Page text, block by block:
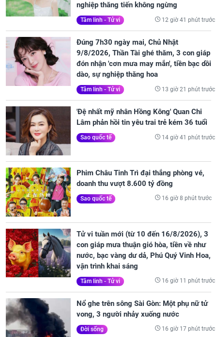
nghiệp thăng tiến không ngừng
Tâm linh - Tử vi 12 giờ 41 phút trước
Đúng 7h30 ngày mai, Chủ Nhật
9/8/2026, Thần Tài ghé thăm, 3 con giáp
đón nhận 'cơn mưa may mắn', tiền bạc dồi
dào, sự nghiệp thăng hoa
Tâm linh - Tử vi 13 giờ 21 phút trước
'Đệ nhất mỹ nhân Hồng Kông' Quan Chi
Lâm phản hồi tin yêu trai trẻ kém 36 tuổi
Sao quốc tế 14 giờ 41 phút trước
Phim Châu Tinh Trì đại thắng phòng vé,
doanh thu vượt 8.600 tỷ đồng
Sao quốc tế 16 giờ 8 phút trước
Tử vi tuần mới (từ 10 đến 16/8/2026), 3
con giáp mưa thuận gió hòa, tiền về như
nước, bạc vàng dư dả, Phú Quý Vinh Hoa,
vận trình khai sáng
Tâm linh - Tử vi 16 giờ 11 phút trước
Nổ ghe trên sông Sài Gòn: Một phụ nữ tử
vong, 3 người nhảy xuống nước
Đời sống 16 giờ 17 phút trước